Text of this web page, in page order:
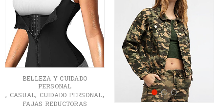
BELLEZA Y CUIDADO
PERSONAL
, CASUAL, CUIDADO PERSONAL,